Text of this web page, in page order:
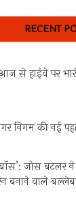
RECENT
में आज से हाईवे पर
नगर निगम की नई
जोस बटलर ने
बनाने वाले